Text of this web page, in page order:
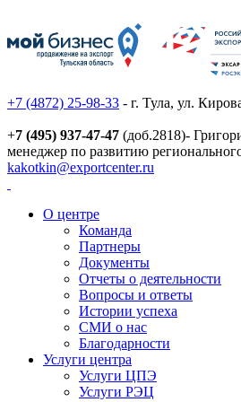
+7 (4872) 25-98-33 - г. Тула, ул.
+7 (495) 937-47-47 (доб.2818)-
менеджер по развитию
kakotkin@exportcenter.ru
О центре
Команда
Партнеры
Документы
Отчеты о деятельности
Вопросы и ответы
Истории успеха
СМИ о нас
Благодарности
Услуги центра
Услуги ЦПЭ
Услуги РЭЦ